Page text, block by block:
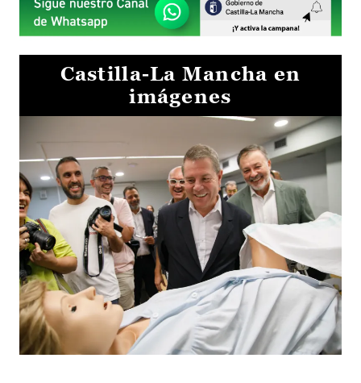
Castilla-La Mancha en
imágenes